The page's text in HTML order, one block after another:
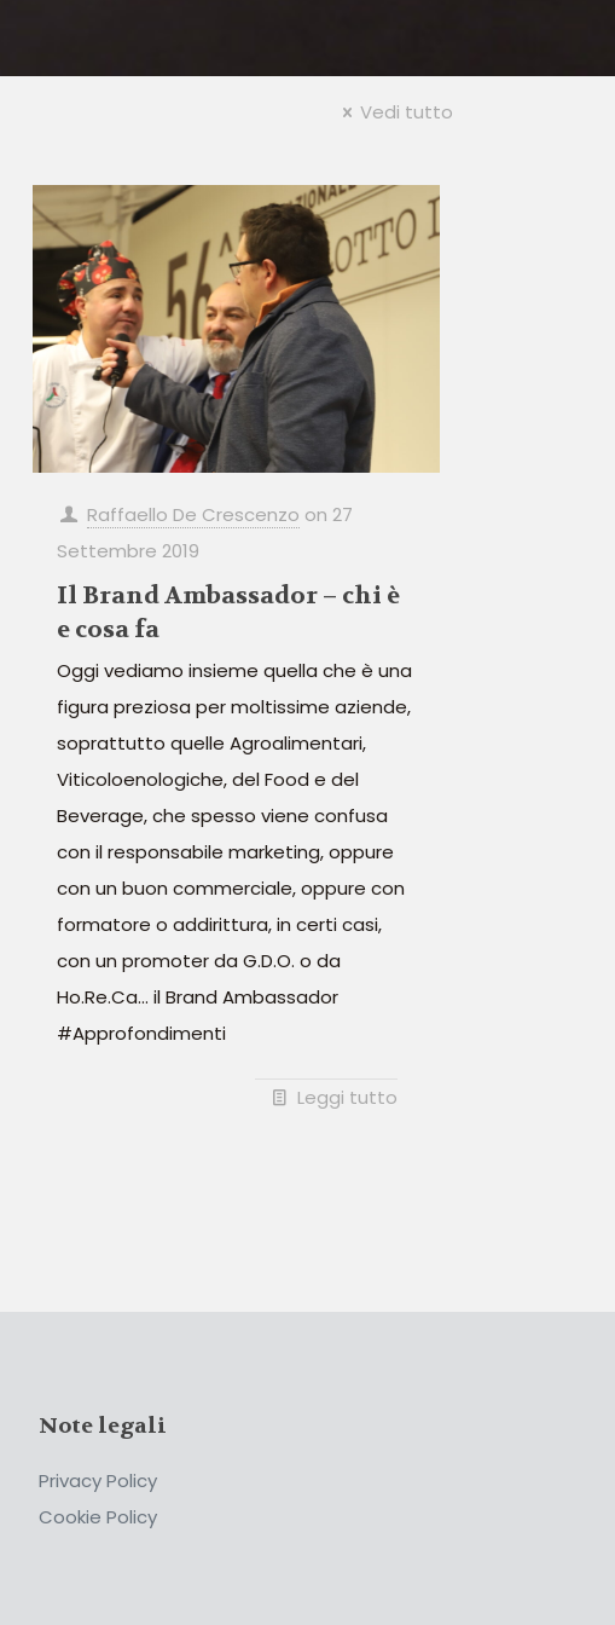
Vedi tutto
Raffaello De Crescenzo on 27
Settembre 2019
Il Brand Ambassador – chi è
e cosa fa
Oggi vediamo insieme quella che è una
figura preziosa per moltissime aziende,
soprattutto quelle Agroalimentari,
Viticoloenologiche, del Food e del
Beverage, che spesso viene confusa
con il responsabile marketing, oppure
con un buon commerciale, oppure con
formatore o addirittura, in certi casi,
con un promoter da G.D.O. o da
Ho.Re.Ca... il Brand Ambassador
#Approfondimenti
Leggi tutto
Note legali
Privacy Policy
Cookie Policy